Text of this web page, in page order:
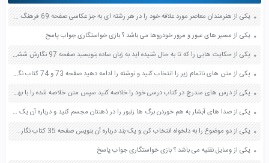
یکی از هنرمندان معاصر مورد علاقه خود را در هر رشته ای به جز عکاسی صفحه 69 فرهنگ و هنر نهم
یکی از مسیر های عبور و مرور خودروها می باشد ؟ بازی خواستگاری جواب پاسخ
یکی از حکایت هایی را که تا به حال شنیده اید به زبان ساده بنویسید صفحه 97 نگارش ششم دبستان
یکی از متن های ناتمام زیر را انتخاب کنید و نوشته را ادامه دهید صفحه 73 و 74 کتاب نگارش فارسی پنجم دبستان
یکی از درس های مندرج در کتاب درسی خود را خلاصه کنید سپس متن خلاصه شده را با بهره گیری از روش های دسته بندی نمودار جدول نقشه مفهومی نشان دهید صفحه 118 نگارش یازدهم
یکی از صدا های آبشار به هم خوردن برگ ها زنبور را در ذهنتان مجسم کنید و درباره آن یک بند بنویسید صفحه 11 نگارش پنجم
یکی از دو موضوع را به دلخواه انتخاب کن و یک بند درباره آن بنویس صفحه 35 کتاب نگارش فارسی سوم
یکی از وسایل نقلیه می باشد ؟ بازی خواستگاری جواب پاسخ